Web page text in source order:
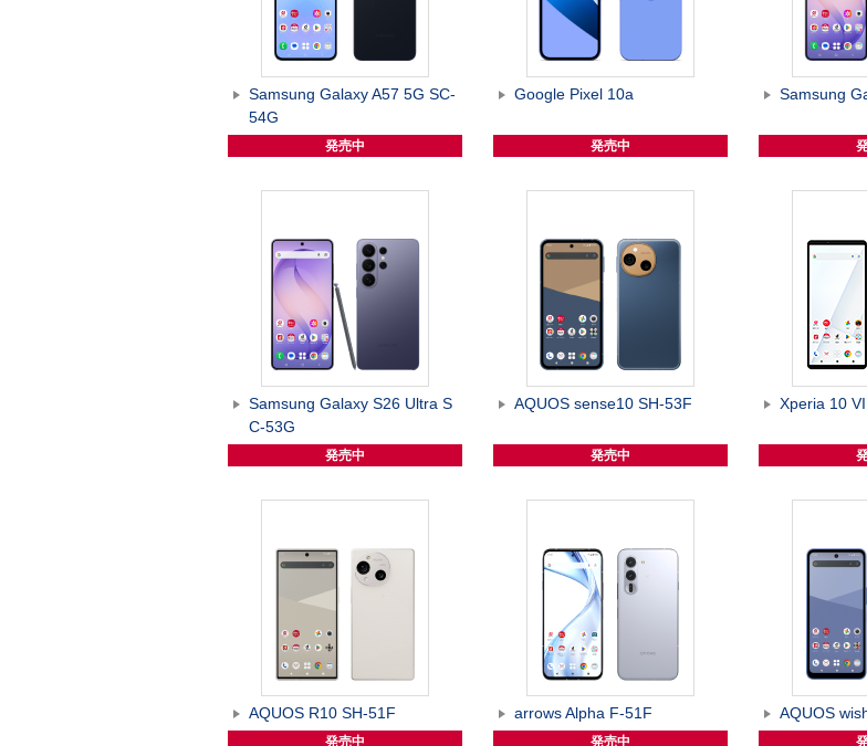
Samsung Galaxy A57 5G SC-
54G
発売中
Google Pixel 10a
発売中
Samsung
Samsung Galaxy S26 Ultra S
C-53G
発売中
AQUOS sense10 SH-53F
発売中
Xperia 10
AQUOS R10 SH-51F
発売中
arrows Alpha F-51F
発売中
AQUOS